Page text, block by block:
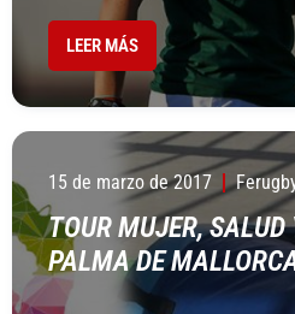
LEER MÁS
15 de marzo de 2017
TOUR MUJER, SALUD
PALMA DE